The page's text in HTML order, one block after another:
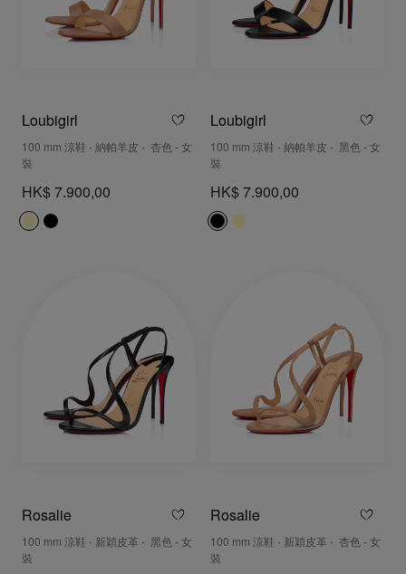
Loubigirl
100 mm 涼鞋 - 納帕羊皮 - 杏色 - 女
裝
HK$ 7.900,00
Loubigirl
100 mm 涼鞋 - 納帕羊皮 - 黑色 - 女
裝
HK$ 7.900,00
Rosalie
100 mm 涼鞋 - 新穎皮革 - 黑色 - 女
裝
Rosalie
100 mm 涼鞋 - 新穎皮革 - 杏色 - 女
裝